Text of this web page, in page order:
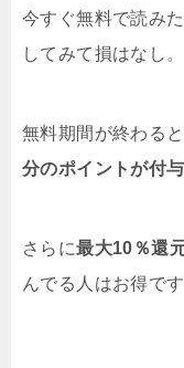
今すぐ無料で読み
してみて損はなし。
無料期間が終わると
分のポイントが付与
さらに最大10％還
んでる人はお得です